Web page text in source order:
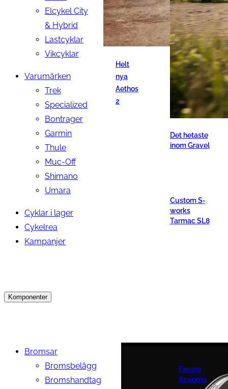
Elcykel City
& Hybrid
Lastcyklar
Vikcyklar
Varumärken
Trek
Specialized
Bontrager
Garmin
Thule
Muc-Off
Shimano
Umara
Cyklar i lager
Cykelrea
Kampanjer
Helt
nya
Aethos
2
Det hetaste
inom Gravel
Custom S-
works
Tarmac SL8
Komponenter
Bromsar
Bromsbelägg
Bromshandtag
Favero
Assioma